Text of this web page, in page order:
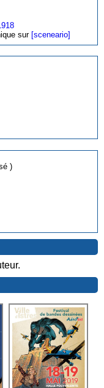
sur [sceneario]
(Editeur non précisé )